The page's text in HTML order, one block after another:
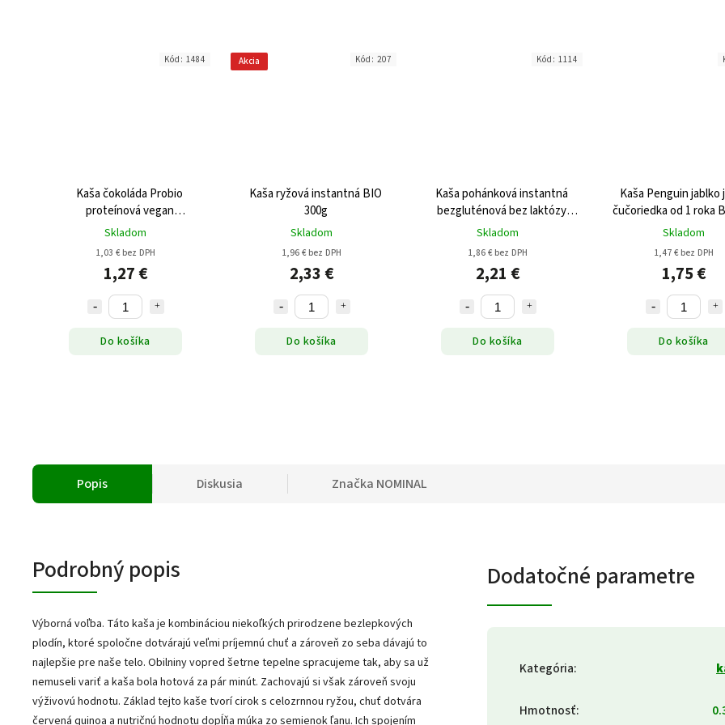
Kaša čokoláda Probio
proteínová vegan
bezgluténová 60g
Skladom
1,03 € bez DPH
1,27 €
Do košíka
Kód: 1484 Akcia
Kaša ryžová instantná BIO
300g
Skladom
1,96 € bez DPH
2,33 €
Do košíka
Kód: 207
Kaša pohánková instantná
bezgluténová bez laktózy
250g
Skladom
1,86 € bez DPH
2,21 €
Do košíka
Kód: 1114
Kaša Penguin jablko
čučoriedka od 1 roka
Skladom
1,47 € bez DPH
1,75 €
Do košíka
Popis Diskusia Značka NOMINAL
Podrobný popis
Výborná voľba. Táto kaša je kombináciou niekoľkých prirodzene bezlepkových
plodín, ktoré spoločne dotvárajú veľmi príjemnú chuť a zároveň zo seba dávajú to
najlepšie pre naše telo. Obilniny vopred šetrne tepelne spracujeme tak, aby sa už
nemuseli variť a kaša bola hotová za pár minút. Zachovajú si však zároveň svoju
výživovú hodnotu. Základ tejto kaše tvorí cirok s celozrnnou ryžou, chuť dotvára
červená quinoa a nutričnú hodnotu dopĺňa múka zo semienok ľanu. Ich spojením
Dodatočné parametre
Kategória:
Hmotnosť: